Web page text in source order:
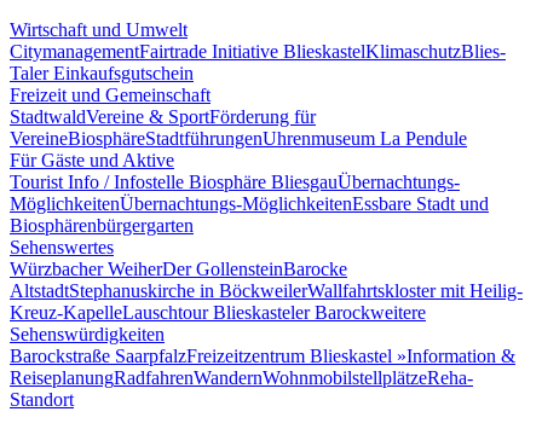
Wirtschaft und Umwelt
CitymanagementFairtrade Initiative BlieskastelKlimaschutzBlies-
Taler Einkaufsgutschein
Freizeit und Gemeinschaft
StadtwaldVereine & SportFörderung für
VereineBiosphäreStadtführungenUhrenmuseum La Pendule
Für Gäste und Aktive
Tourist Info / Infostelle Biosphäre BliesgauÜbernachtungs-
MöglichkeitenÜbernachtungs-MöglichkeitenEssbare Stadt und
Biosphärenbürgergarten
Sehenswertes
Würzbacher WeiherDer GollensteinBarocke
AltstadtStephanuskirche in BöckweilerWallfahrtskloster mit Heilig-
Kreuz-KapelleLauschtour Blieskasteler Barockweitere
Sehenswürdigkeiten
Barockstraße SaarpfalzFreizeitzentrum Blieskastel »Information &
ReiseplanungRadfahrenWandernWohnmobilstellplätzeReha-
Standort